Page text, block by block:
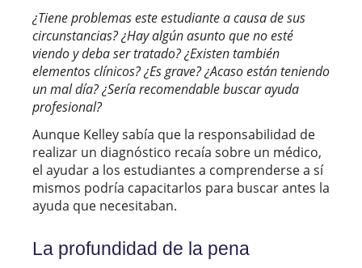
¿Tiene problemas este estudiante a causa de sus
circunstancias? ¿Hay algún asunto que no esté
viendo y deba ser tratado? ¿Existen también
elementos clínicos? ¿Es grave? ¿Acaso están teniendo
un mal día? ¿Sería recomendable buscar ayuda
profesional?
Aunque Kelley sabía que la responsabilidad de
realizar un diagnóstico recaía sobre un médico,
el ayudar a los estudiantes a comprenderse a sí
mismos podría capacitarlos para buscar antes la
ayuda que necesitaban.
La profundidad de la pena